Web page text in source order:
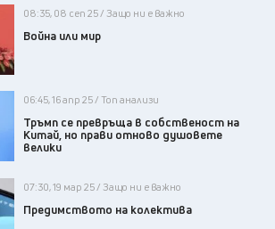
08:35, 08 сеп 25 / Защо ни е важно
Война или мир
06:45, 16 апр 25 / Топ анализи
Тръмп се превръща в собственост на
Китай, но прави отново душовете
велики
07:30, 19 мар 25 / Защо ни е важно
Предимството на колектива